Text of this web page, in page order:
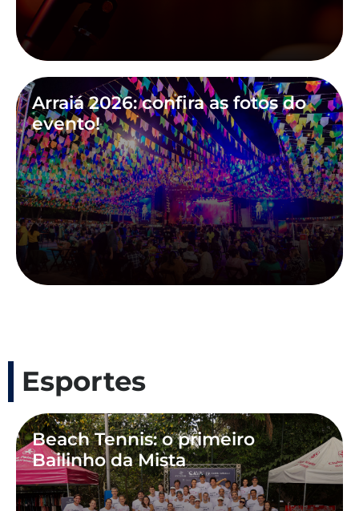
Arraiá 2026: confira as fotos do
evento!
Esportes
Beach Tennis: o primeiro
Bailinho da Mista